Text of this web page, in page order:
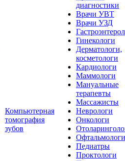
Компьютерная
томография
зубов
диагностики
Врачи УВТ
Врачи УЗД
Гинекологи
Дерматологи,
косметологи
Кардиологи
Маммологи
Мануальные
терапевты
Массажисты
Неврологи
Онкологи
Офтальмологи
Педиатры
Проктологи